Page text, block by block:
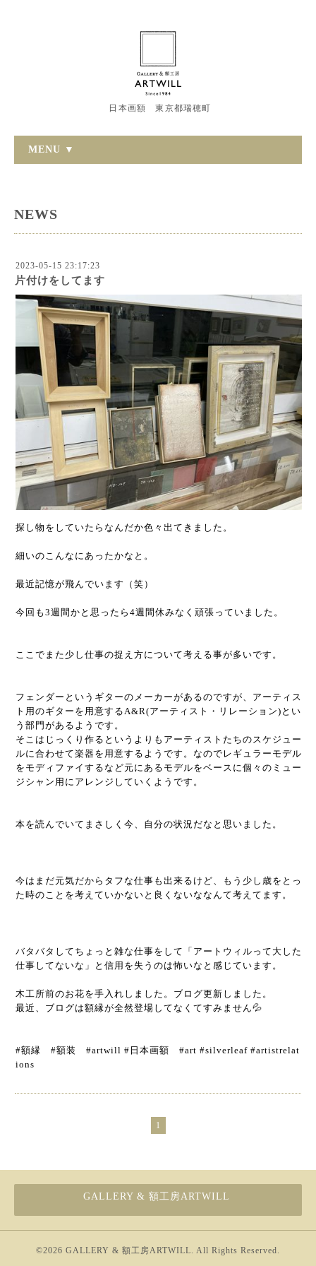
日本画額 東京都瑞穂町
MENU ▼
NEWS
2023-05-15 23:17:23
片付けをしてます
探し物をしていたらなんだか色々出てきました。
細いのこんなにあったかなと。
最近記憶が飛んでいます（笑）
今回も3週間かと思ったら4週間休みなく頑張っていました。
ここでまた少し仕事の捉え方について考える事が多いです。
フェンダーというギターのメーカーがあるのですが、アーティス
ト用のギターを用意するA&R(アーティスト・リレーション)とい
う部門があるようです。
そこはじっくり作るというよりもアーティストたちのスケジュー
ルに合わせて楽器を用意するようです。なのでレギュラーモデル
をモディファイするなど元にあるモデルをベースに個々のミュー
ジシャン用にアレンジしていくようです。
本を読んでいてまさしく今、自分の状況だなと思いました。
今はまだ元気だからタフな仕事も出来るけど、もう少し歳をとっ
た時のことを考えていかないと良くないななんて考えてます。
バタバタしてちょっと雑な仕事をして「アートウィルって大した
仕事してないな」と信用を失うのは怖いなと感じています。
木工所前のお花を手入れしました。ブログ更新しました。
最近、ブログは額縁が全然登場してなくてすみません💦
#額縁 #額装 #artwill #日本画額 #art #silverleaf #artistrelat
ions
1
GALLERY & 額工房ARTWILL
©2026 GALLERY & 額工房ARTWILL. All Rights Reserved.